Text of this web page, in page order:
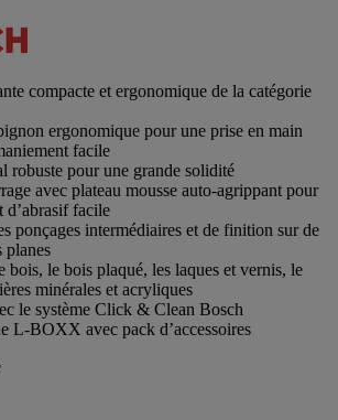
compacte et ergonomique de la catégorie
ergonomique pour une prise en main
facile
robuste pour une grande solidité
avec plateau mousse auto-agrippant pour
d’abrasif facile
ponçages intermédiaires et de finition sur de
planes
bois, le bois plaqué, les laques et vernis, le
minérales et acryliques
le système Click & Clean Bosch
L-BOXX avec pack d’accessoires